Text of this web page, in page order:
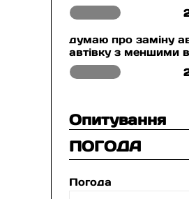
думаю про заміну
автівку з меншими
Опитування
ПОГОДА
Погода